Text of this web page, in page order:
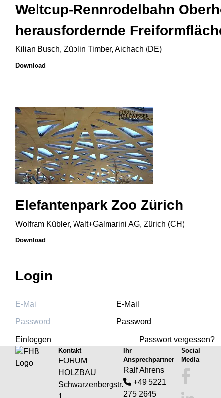
Weltcup-Rennrodelbahn
herausfordernde
Kilian Busch, Züblin Timber, Aichach (DE)
Download
Elefantenpark Zoo Zürich
Wolfram Kübler, Walt+Galmarini AG, Zürich (CH)
Download
Login
E-Mail
Password
Einloggen Passwort vergessen?
Kontakt
FORUM
HOLZBAU
Schwarzenbergstr.
Ihr
Ansprechpartner
Ralf Ahrens
+49 5221
275 2645
Social
Media